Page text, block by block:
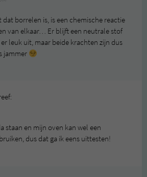
dat borrelen is, is een chemische reactie
van elkaar… Er blijft een neutrale stof
leuk uit, maar beide krachten zijn dus
jammer
staan en mijn oven kan wel een
dus dat ga ik eens uittesten!